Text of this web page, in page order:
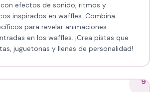
efectos de sonido, ritmos y
inspirados en waffles. Combina
para revelar animaciones
en los waffles. ¡Crea pistas que
juguetonas y llenas de personalidad!
9